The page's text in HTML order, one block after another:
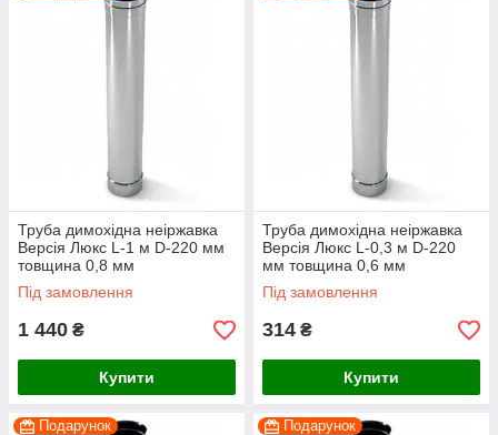
Труба димохідна неіржавка
Версія Люкс L-1 м D-220 мм
товщина 0,8 мм
Під замовлення
1 440 ₴
Купити
Труба димохідна неіржавка
Версія Люкс L-0,3 м D-220
мм товщина 0,6 мм
Під замовлення
314 ₴
Купити
Подарунок Подарунок